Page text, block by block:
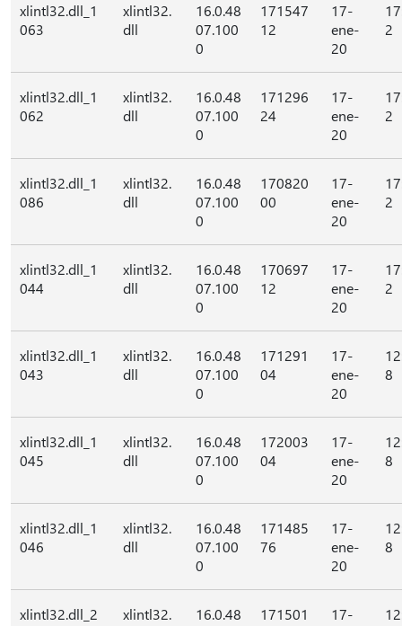
xlintl32.dll_1
063
xlintl32.
dll
16.0.48
07.100
0
171547
12
17-
ene-
20
2
xlintl32.dll_1
062
xlintl32.
dll
16.0.48
07.100
0
171296
24
17-
ene-
20
2
xlintl32.dll_1
086
xlintl32.
dll
16.0.48
07.100
0
170820
00
17-
ene-
20
2
xlintl32.dll_1
044
xlintl32.
dll
16.0.48
07.100
0
170697
12
17-
ene-
20
2
xlintl32.dll_1
043
xlintl32.
dll
16.0.48
07.100
0
171291
04
17-
ene-
20
8
xlintl32.dll_1
045
xlintl32.
dll
16.0.48
07.100
0
172003
04
17-
ene-
20
8
xlintl32.dll_1
046
xlintl32.
dll
16.0.48
07.100
0
171485
76
17-
ene-
20
8
xlintl32.dll_2
xlintl32.
16.0.48
171501
17-